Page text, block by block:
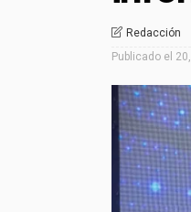
Redacción
Publicado el